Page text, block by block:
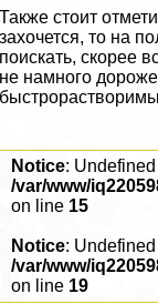
Также стоит
захочется, то на
поискать, скорее
не намного
Notice:
/var/www/
on line 15
Notice:
/var/www/
on line 19